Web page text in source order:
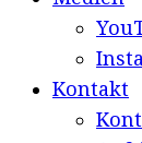
Kontakt